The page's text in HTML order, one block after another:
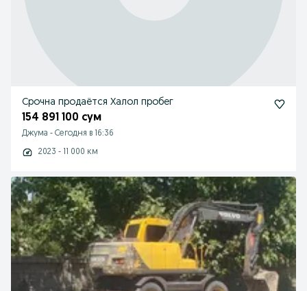
Срочна продаётся Халол пробег
154 891 100 сум
Джума - Сегодня в 16:36
2023 - 11 000 км